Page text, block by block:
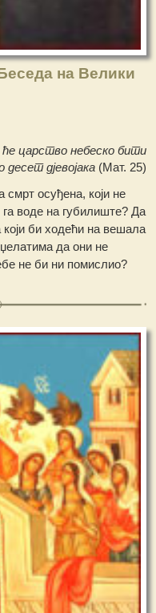
на Велики
ће царство небеско бити
десет дјевојака(Мат. 25)
смрт осуђена, који не
га воде на губилиште? Да
који би ходећи на вешала
да они не
не би ни помислио?